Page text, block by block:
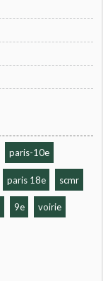
paris-10e
paris 18e scmr
9e voirie